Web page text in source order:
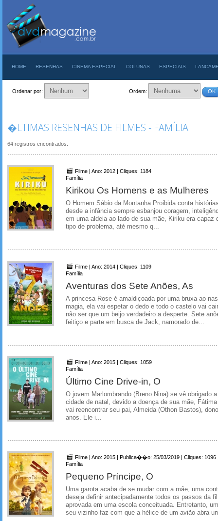
HOME RESENHAS CINEMA ESPECIAL COLUNAS ESPECIAIS
Ordenar por: Ordem: OK
�LTIMAS RESENHAS DE FILMES - FAMÍLIA
64 registros encontrados.
Filme | Ano: 2012 | Cliques: 1184
Família
Kirikou Os Homens e as Mulheres
O Homem Sábio da Montanha Proibida conta
desde a infância sempre esbanjou coragem,
em uma aldeia ao lado de sua mãe, Kiriku era capaz
tipo de problema, até mesmo q...
Filme | Ano: 2014 | Cliques: 1109
Família
Aventuras dos Sete Anões, As
A princesa Rose é amaldiçoada por uma bruxa ao
magia, ela vai espetar o dedo e todo o castelo vai
não ser que um beijo verdadeiro a desperte. Sete
feitiço e parte em busca de Jack, namorado de...
Filme | Ano: 2015 | Cliques: 1059
Família
Último Cine Drive-in, O
O jovem Marlombrando (Breno Nina) se vê obrigado
cidade de natal, devido a doença de sua mãe,
vai reencontrar seu pai, Almeida (Othon Bastos),
anos. Ele i...
Filme | Ano: 2015 | Publica��o: 25/03/2019 | Cliques: 1096
Família
Pequeno Príncipe, O
Uma garota acaba de se mudar com a mãe, uma
deseja definir antecipadamente todos os passos da
aprovada em uma escola conceituada. Entretanto,
seu vizinho faz com que a hélice de um avião abra